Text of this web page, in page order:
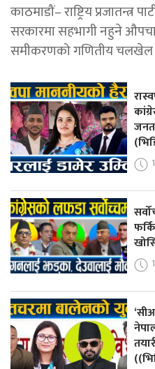
काठमाडौं– राष्ट्रिय प्रजातन्त्र
सरकारमा सहभागी नहुने
समीकरणको गणितीय चलखेल